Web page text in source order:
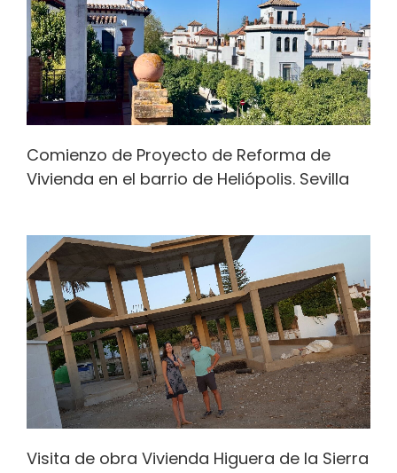
Comienzo de Proyecto de Reforma de
Vivienda en el barrio de Heliópolis. Sevilla
Visita de obra Vivienda Higuera de la Sierra